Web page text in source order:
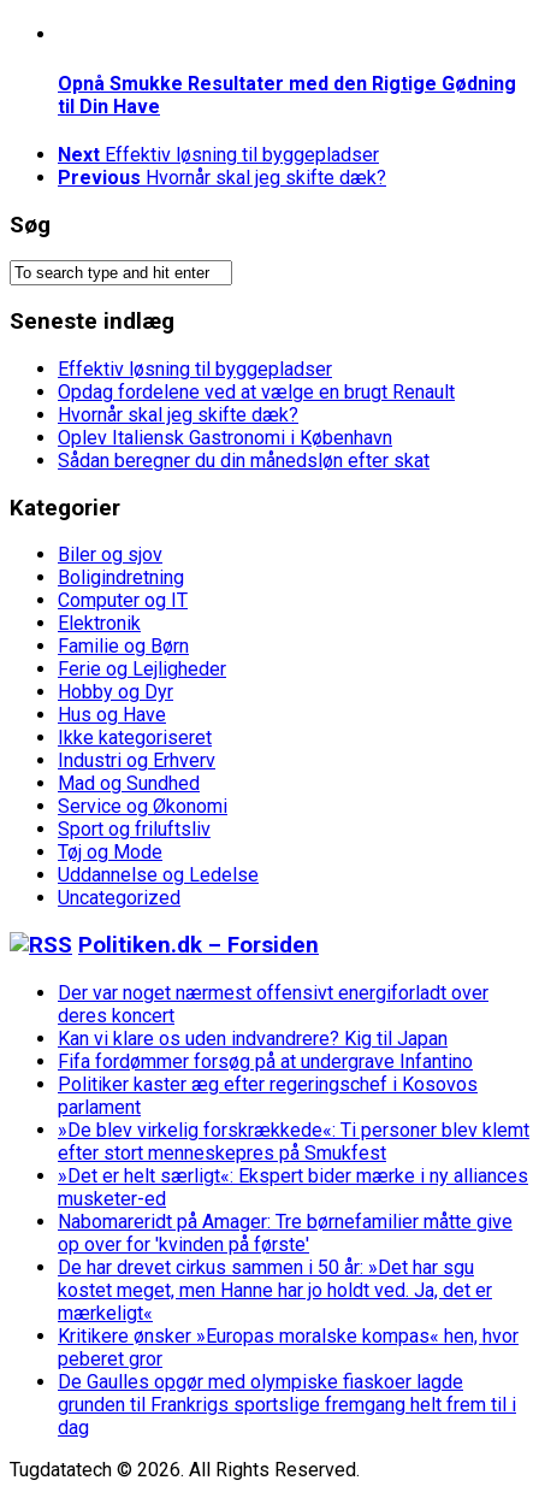
Opnå Smukke Resultater med den Rigtige Gødning
til Din Have
Next Effektiv løsning til byggepladser
Previous Hvornår skal jeg skifte dæk?
Søg
Seneste indlæg
Effektiv løsning til byggepladser
Opdag fordelene ved at vælge en brugt Renault
Hvornår skal jeg skifte dæk?
Oplev Italiensk Gastronomi i København
Sådan beregner du din månedsløn efter skat
Kategorier
Biler og sjov
Boligindretning
Computer og IT
Elektronik
Familie og Børn
Ferie og Lejligheder
Hobby og Dyr
Hus og Have
Ikke kategoriseret
Industri og Erhverv
Mad og Sundhed
Service og Økonomi
Sport og friluftsliv
Tøj og Mode
Uddannelse og Ledelse
Uncategorized
Politiken.dk – Forsiden
Der var noget nærmest offensivt energiforladt over
deres koncert
Kan vi klare os uden indvandrere? Kig til Japan
Fifa fordømmer forsøg på at undergrave Infantino
Politiker kaster æg efter regeringschef i Kosovos
parlament
»De blev virkelig forskrækkede«: Ti personer blev klemt
efter stort menneskepres på Smukfest
»Det er helt særligt«: Ekspert bider mærke i ny alliances
musketer-ed
Nabomareridt på Amager: Tre børnefamilier måtte give
op over for 'kvinden på første'
De har drevet cirkus sammen i 50 år: »Det har sgu
kostet meget, men Hanne har jo holdt ved. Ja, det er
mærkeligt«
Kritikere ønsker »Europas moralske kompas« hen, hvor
peberet gror
De Gaulles opgør med olympiske fiaskoer lagde
grunden til Frankrigs sportslige fremgang helt frem til i
dag
Tugdatatech © 2026. All Rights Reserved.